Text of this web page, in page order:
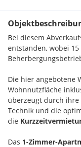
Bei diesem
entstanden, wobei
Die hier angebotene
Wohnnutzfläche
überzeugt durch ihre
Technik und die
die
Das 1-Zimmer-